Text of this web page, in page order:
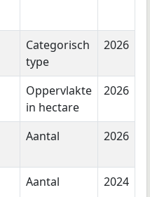
Categorisch
type
2026
Oppervlakte
in hectare
2026
Aantal 2026
Aantal 2024